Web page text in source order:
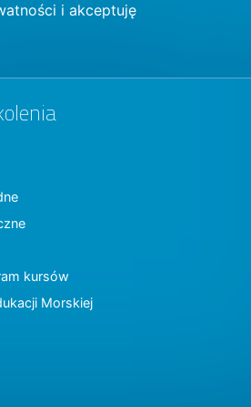
i akceptuję
kursów
Morskiej